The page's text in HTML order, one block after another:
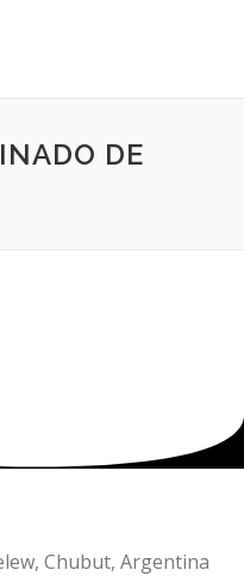
DE
Chubut, Argentina